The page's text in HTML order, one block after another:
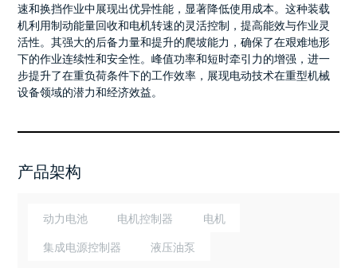
速和换挡作业中展现出优异性能，显著降低使用成本。这种装载
机利用制动能量回收和电机转速的灵活控制，提高能效与作业灵
活性。其强大的后备力量和提升的爬坡能力，确保了在艰难地形
下的作业连续性和安全性。峰值功率和短时牵引力的增强，进一
步提升了在重负荷条件下的工作效率，展现电动技术在重型机械
设备领域的潜力和经济效益。
产品架构
动力电池 电机控制器
电机
集成电源控制器
液压油泵